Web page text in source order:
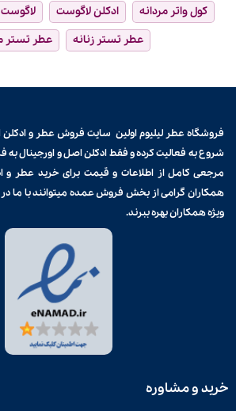
کول واتر مردانه
ادکلن لاگوست
عطر تستر زنانه
عطر تستر
فروشگاه عطر لیلیوم اولین سایت فروشعطر و ادکلن
شروع به فعالیت کرده و فقط ادکلن اصل و اورجینال به
مرجعی کامل از اطلاعات و قیمت برایخرید عطر و
همکاران گرامی از بخش فروش عمده میتوانند با ما در
ویژه همکاران بهره ببرند.
خرید و مشاوره